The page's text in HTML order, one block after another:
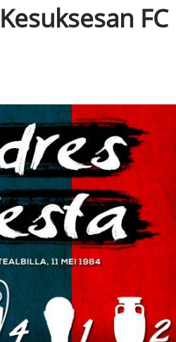
FC